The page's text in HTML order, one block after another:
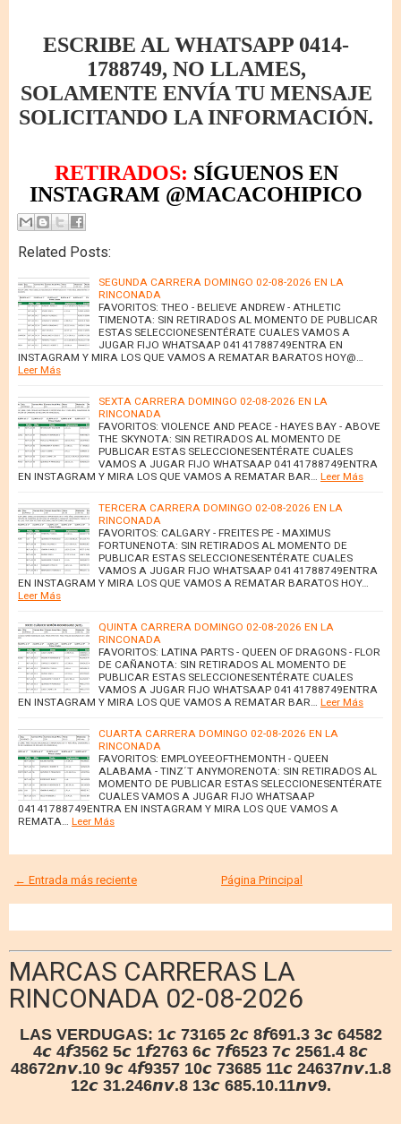
ESCRIBE AL WHATSAPP 0414-
1788749, NO LLAMES,
SOLAMENTE ENVÍA TU MENSAJE
SOLICITANDO LA INFORMACIÓN.
RETIRADOS: SÍGUENOS EN
INSTAGRAM @MACACOHIPICO
Related Posts:
SEGUNDA CARRERA DOMINGO 02-08-2026 EN LA
RINCONADA
FAVORITOS: THEO - BELIEVE ANDREW - ATHLETIC
TIMENOTA: SIN RETIRADOS AL MOMENTO DE PUBLICAR
ESTAS SELECCIONESENTÉRATE CUALES VAMOS A
JUGAR FIJO WHATSAAP 04141788749ENTRA EN
INSTAGRAM Y MIRA LOS QUE VAMOS A REMATAR BARATOS HOY@…
Leer Más
SEXTA CARRERA DOMINGO 02-08-2026 EN LA
RINCONADA
FAVORITOS: VIOLENCE AND PEACE - HAYES BAY - ABOVE
THE SKYNOTA: SIN RETIRADOS AL MOMENTO DE
PUBLICAR ESTAS SELECCIONESENTÉRATE CUALES
VAMOS A JUGAR FIJO WHATSAAP 04141788749ENTRA
EN INSTAGRAM Y MIRA LOS QUE VAMOS A REMATAR BAR…
Leer Más
TERCERA CARRERA DOMINGO 02-08-2026 EN LA
RINCONADA
FAVORITOS: CALGARY - FREITES PE - MAXIMUS
FORTUNENOTA: SIN RETIRADOS AL MOMENTO DE
PUBLICAR ESTAS SELECCIONESENTÉRATE CUALES
VAMOS A JUGAR FIJO WHATSAAP 04141788749ENTRA
EN INSTAGRAM Y MIRA LOS QUE VAMOS A REMATAR BARATOS HOY…
Leer Más
QUINTA CARRERA DOMINGO 02-08-2026 EN LA
RINCONADA
FAVORITOS: LATINA PARTS - QUEEN OF DRAGONS - FLOR
DE CAÑANOTA: SIN RETIRADOS AL MOMENTO DE
PUBLICAR ESTAS SELECCIONESENTÉRATE CUALES
VAMOS A JUGAR FIJO WHATSAAP 04141788749ENTRA
EN INSTAGRAM Y MIRA LOS QUE VAMOS A REMATAR BAR…
Leer Más
CUARTA CARRERA DOMINGO 02-08-2026 EN LA
RINCONADA
FAVORITOS: EMPLOYEEOFTHEMONTH - QUEEN
ALABAMA - TINZ´T ANYMORENOTA: SIN RETIRADOS AL
MOMENTO DE PUBLICAR ESTAS SELECCIONESENTÉRATE
CUALES VAMOS A JUGAR FIJO WHATSAAP
04141788749ENTRA EN INSTAGRAM Y MIRA LOS QUE VAMOS A
REMATA…
Leer Más
← Entrada más reciente Página Principal
MARCAS CARRERAS LA
RINCONADA 02-08-2026
LAS VERDUGAS: 1𝙘 73165 2𝙘 8𝙛691.3 3𝙘 64582
4𝙘 4𝙛3562 5𝙘 1𝙛2763 6𝙘 7𝙛6523 7𝙘 2561.4 8𝙘
48672𝙣𝙫.10 9𝙘 4𝙛9357 10𝙘 73685 11𝙘 24637𝙣𝙫.1.8
12𝙘 31.246𝙣𝙫.8 13𝙘 685.10.11𝙣𝙫9.